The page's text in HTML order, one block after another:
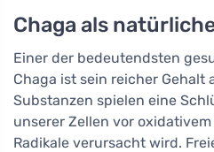
Chaga als
Einer der bedeutendsten
Chaga ist sein reicher Gehalt
Substanzen spielen eine
unserer Zellen vor
Radikale verursacht wird.